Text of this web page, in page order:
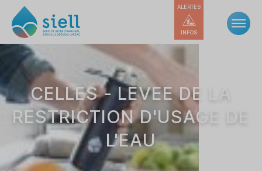
CELLES - LEVEE DE LA
RESTRICTION D'USAGE DE
L'EAU
ALERTES
INFOS